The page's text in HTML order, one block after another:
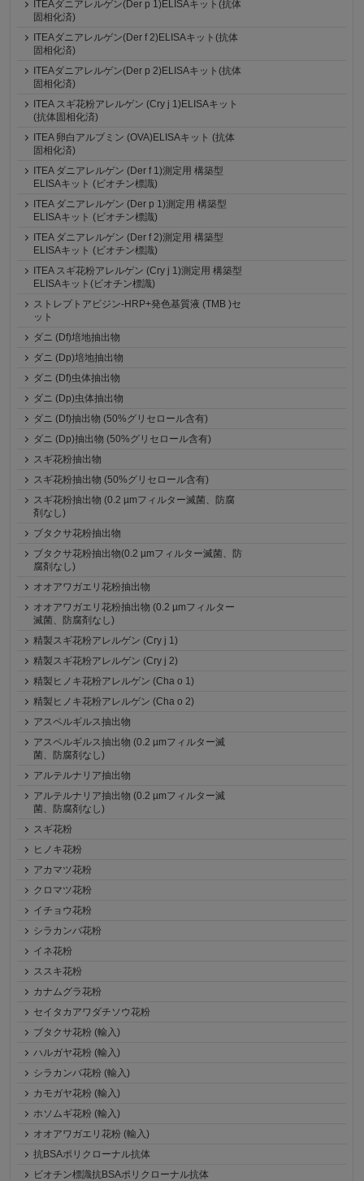
ITEAダニアレルゲン(Der p 1)ELISAキット(抗体
固相化済)
ITEAダニアレルゲン(Der f 2)ELISAキット(抗体
固相化済)
ITEAダニアレルゲン(Der p 2)ELISAキット(抗体
固相化済)
ITEA スギ花粉アレルゲン (Cry j 1)ELISAキット
(抗体固相化済)
ITEA 卵白アルブミン (OVA)ELISAキット (抗体
固相化済)
ITEA ダニアレルゲン (Der f 1)測定用 構築型
ELISAキット (ビオチン標識)
ITEA ダニアレルゲン (Der p 1)測定用 構築型
ELISAキット (ビオチン標識)
ITEA ダニアレルゲン (Der f 2)測定用 構築型
ELISAキット (ビオチン標識)
ITEA スギ花粉アレルゲン (Cry j 1)測定用 構築型
ELISAキット(ビオチン標識)
ストレプトアビジン-HRP+発色基質液 (TMB )セ
ット
ダニ (Df)培地抽出物
ダニ (Dp)培地抽出物
ダニ (Df)虫体抽出物
ダニ (Dp)虫体抽出物
ダニ (Df)抽出物 (50%グリセロール含有)
ダニ (Dp)抽出物 (50%グリセロール含有)
スギ花粉抽出物
スギ花粉抽出物 (50%グリセロール含有)
スギ花粉抽出物 (0.2 µmフィルター滅菌、防腐
剤なし)
ブタクサ花粉抽出物
ブタクサ花粉抽出物(0.2 µmフィルター滅菌、防
腐剤なし)
オオアワガエリ花粉抽出物
オオアワガエリ花粉抽出物 (0.2 µmフィルター
滅菌、防腐剤なし)
精製スギ花粉アレルゲン (Cry j 1)
精製スギ花粉アレルゲン (Cry j 2)
精製ヒノキ花粉アレルゲン (Cha o 1)
精製ヒノキ花粉アレルゲン (Cha o 2)
アスペルギルス抽出物
アスペルギルス抽出物 (0.2 µmフィルター滅
菌、防腐剤なし)
アルテルナリア抽出物
アルテルナリア抽出物 (0.2 µmフィルター滅
菌、防腐剤なし)
スギ花粉
ヒノキ花粉
アカマツ花粉
クロマツ花粉
イチョウ花粉
シラカンバ花粉
イネ花粉
ススキ花粉
カナムグラ花粉
セイタカアワダチソウ花粉
ブタクサ花粉 (輸入)
ハルガヤ花粉 (輸入)
シラカンバ花粉 (輸入)
カモガヤ花粉 (輸入)
ホソムギ花粉 (輸入)
オオアワガエリ花粉 (輸入)
抗BSAポリクローナル抗体
ビオチン標識抗BSAポリクローナル抗体